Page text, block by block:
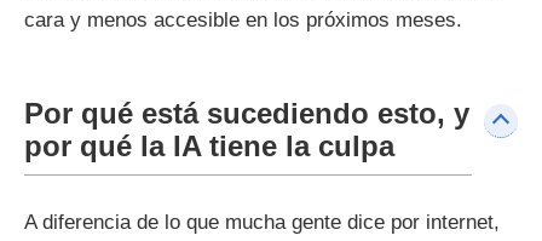
cara y menos accesible en los próximos meses.
Por qué está sucediendo esto, y
por qué la IA tiene la culpa
A diferencia de lo que mucha gente dice por internet,